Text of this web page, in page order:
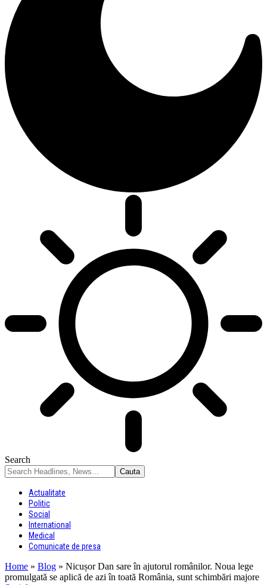
Search
Actualitate
Politic
Social
International
Medical
Comunicate de presa
Home » Blog » Nicușor Dan sare în ajutorul românilor. Noua lege
promulgată se aplică de azi în toată România, sunt schimbări majore